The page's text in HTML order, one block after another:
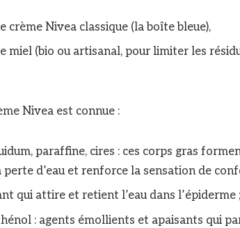
crème Nivea classique (la boîte bleue),
miel (bio ou artisanal, pour limiter les
Nivea est connue :
paraffine, cires : ces corps gras
d’eau et renforce la sensation de
qui attire et retient l’eau dans l’épiderme
: agents émollients et apaisants qui